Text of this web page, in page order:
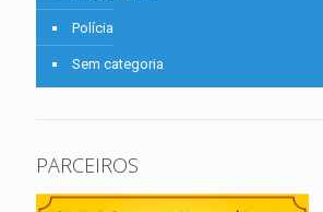
Polícia
Sem categoria
PARCEIROS